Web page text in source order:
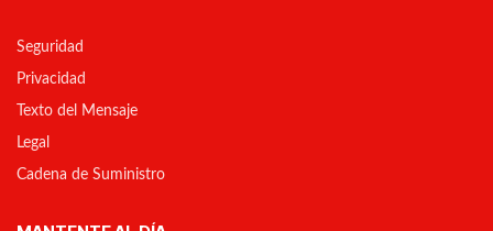
Seguridad
Privacidad
Texto del Mensaje
Legal
Cadena de Suministro